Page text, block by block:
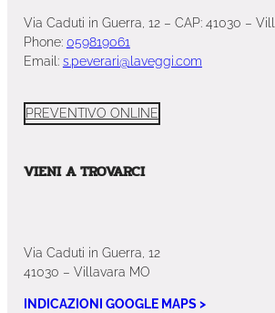
Via Caduti in Guerra, 12 – CAP: 41030 –
Phone: 059819061
Email: s.peverari@laveggi.com
PREVENTIVO ONLINE
VIENI A TROVARCI
Via Caduti in Guerra, 12
41030 – Villavara MO
INDICAZIONI GOOGLE MAPS >